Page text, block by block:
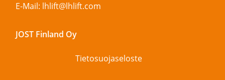
E-Mail: lhlift@lhlift.com
JOST Finland Oy
Tietosuojaseloste